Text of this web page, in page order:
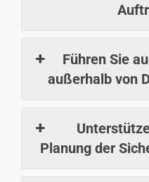
Führen Sie
außerhalb von
Planung der